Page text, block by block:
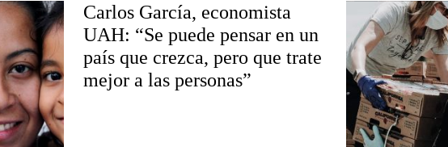
Carlos García, economista
UAH: “Se puede pensar en un
país que crezca, pero que trate
mejor a las personas”